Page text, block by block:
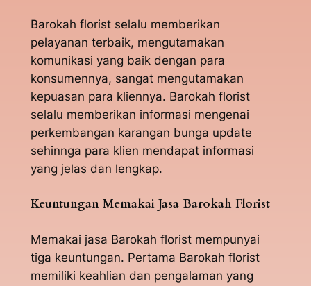
Barokah florist selalu memberikan
pelayanan terbaik, mengutamakan
komunikasi yang baik dengan para
konsumennya, sangat mengutamakan
kepuasan para kliennya. Barokah florist
selalu memberikan informasi mengenai
perkembangan karangan bunga update
sehinnga para klien mendapat informasi
yang jelas dan lengkap.
Keuntungan Memakai Jasa Barokah Florist
Memakai jasa Barokah florist mempunyai
tiga keuntungan. Pertama Barokah florist
memiliki keahlian dan pengalaman yang